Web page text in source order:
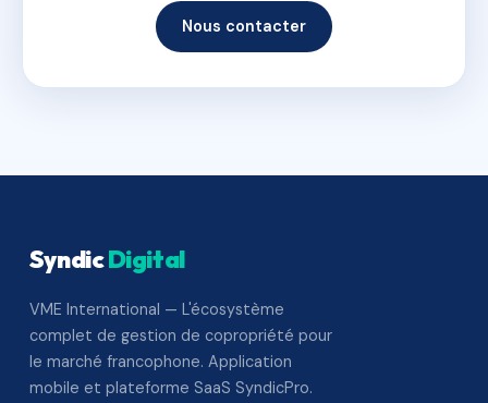
Nous contacter
SyndicDigital
VME International — L'écosystème
complet de gestion de copropriété pour
le marché francophone. Application
mobile et plateforme SaaS SyndicPro.